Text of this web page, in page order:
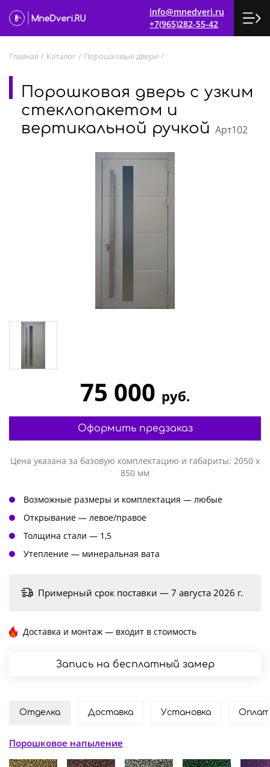
info@mnedveri.ru
+7(965)282-55-42
Главная / Каталог / Порошковые двери /
Порошковая дверь с узким
стеклопакетом и
вертикальной ручкой Арт102
75 000 руб.
Оформить предзаказ
Цена указана за базовую комплектацию и габариты: 2050 х
850 мм
Возможные размеры и комплектация — любые
Открывание — левое/правое
Толщина стали — 1,5
Утепление — минеральная вата
Примерный срок поставки — 7 августа 2026 г.
Доставка и монтаж — входит в стоимость
Запись на бесплатный замер
Отделка Доставка Установка
Порошковое напыление